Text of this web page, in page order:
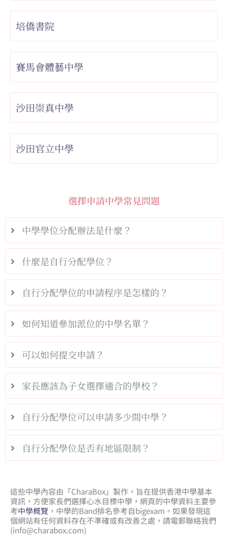
培僑書院
賽馬會體藝中學
沙田崇真中學
沙田官立中學
選擇申請中學常見問題
中學學位分配辦法是什麼？
什麼是自行分配學位？
自行分配學位的申請程序是怎樣的？
如何知道參加派位的中學名單？
可以如何提交申請？
家長應該為子女選擇適合的學校？
自行分配學位可以申請多少間中學？
自行分配學位是否有地區限制？
這些中學內容由「CharaBox」製作，旨在提供香港中學基本
資訊，方便家長們選擇心水目標中學，網頁的中學資料主要參
考中學概覽 ，中學的Band排名參考自bigexam。如果發現這
個網站有任何資料存在不準確或有改善之處，請電郵聯絡我們
(info@charabox.com)